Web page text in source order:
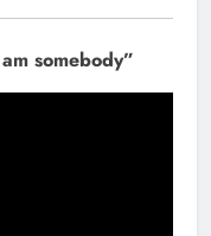
somebody”